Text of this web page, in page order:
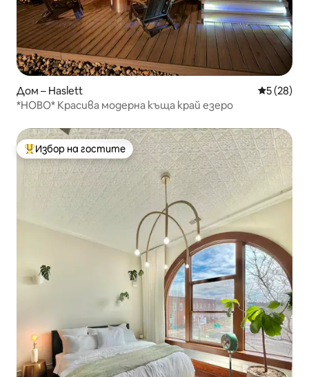
Дом – Haslett Средна
5 (28)
*НОВО* Красива модерна къща край езеро
Най-популярен избор на гостите
Избор на гостите